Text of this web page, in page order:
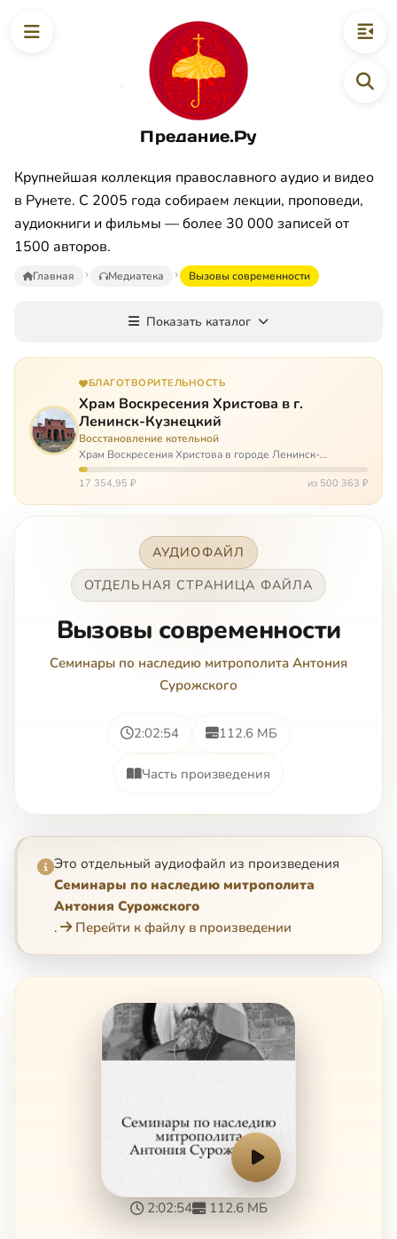
Предание.Ру
Крупнейшая коллекция православного аудио и видео
в Рунете. С 2005 года собираем лекции, проповеди,
аудиокниги и фильмы — более 30 000 записей от
1500 авторов.
Главная Медиатека Вызовы современности
Показать каталог
БЛАГОТВОРИТЕЛЬНОСТЬ
Храм Воскресения Христова в г.
Ленинск-Кузнецкий
Восстановление котельной
Храм Воскресения Христова в городе Ленинск-
Кузнецкий в Кемеровской области – совсем новый, он
открылся всего 20 назад. И сейчас храм может вообще
17 354,95 ₽ из 500 363 ₽
АУДИОФАЙЛ
ОТДЕЛЬНАЯ СТРАНИЦА ФАЙЛА
Вызовы современности
Семинары по наследию митрополита Антония
Сурожского
2:02:54 112.6 МБ
Часть произведения
Это отдельный аудиофайл из произведения
Семинары по наследию митрополита
Антония Сурожского
.
Перейти к файлу в произведении
2:02:54 112.6 МБ